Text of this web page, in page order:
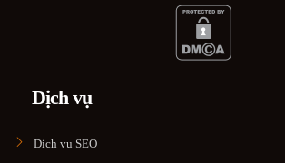
Dịch vụ
Dịch vụ SEO